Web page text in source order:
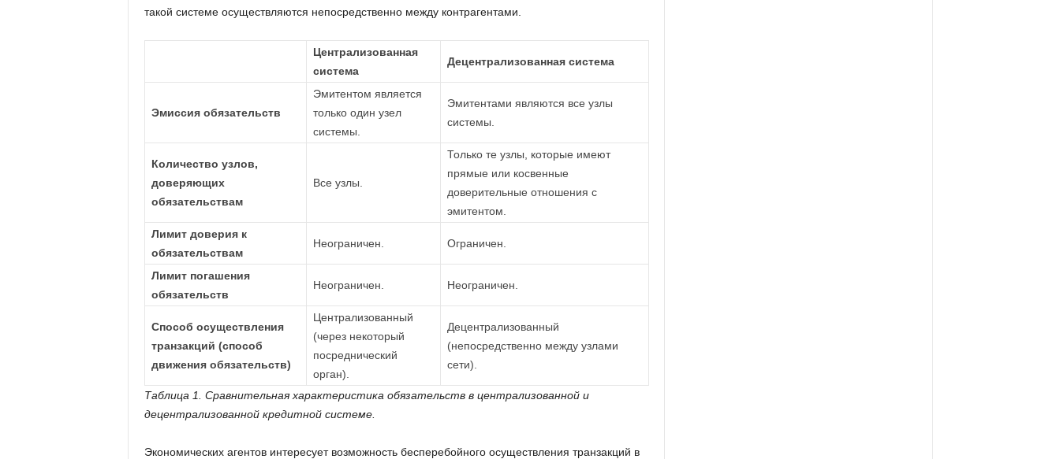
такой системе осуществляются непосредственно между контрагентами.
Централизованная
система
Децентрализованная система
Эмиссия обязательств
Эмитентом является
только один узел
системы.
Эмитентами являются все узлы
системы.
Количество узлов,
доверяющих
обязательствам
Все узлы.
Только те узлы, которые имеют
прямые или косвенные
доверительные отношения с
эмитентом.
Лимит доверия к
обязательствам
Неограничен. Ограничен.
Лимит погашения
обязательств
Неограничен. Неограничен.
Способ осуществления
транзакций (способ
движения обязательств)
Централизованный
(через некоторый
посреднический
орган).
Децентрализованный
(непосредственно между узлами
сети).
Таблица 1. Сравнительная характеристика обязательств в централизованной и
децентрализованной кредитной системе.
Экономических агентов интересует возможность бесперебойного осуществления транзакций в